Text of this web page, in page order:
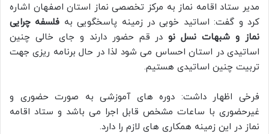
مدیر ستاد اقامه نماز به مرکز تخصصی نماز استان اصفهان اشاره
کرد و گفت: اساتید خوبی در زمینه پاسخگویی به فلسفه چرایی
نماز و شبهات نسل نودر قم حضور دارند و جای خالی چنین
اساتیدی در استان احساس می شود لذا در حال برنامه ریزی جهت
تربیت چنین اساتیدی هستیم.
فرخی اظهار داشت: دوره های آموزشی به صورت حضوری و
غیرحضوری با ساعات مشخص قابل اجرا می باشد و ستاد اقامه
نماز در این زمینه همکاری های لازم را دارد.